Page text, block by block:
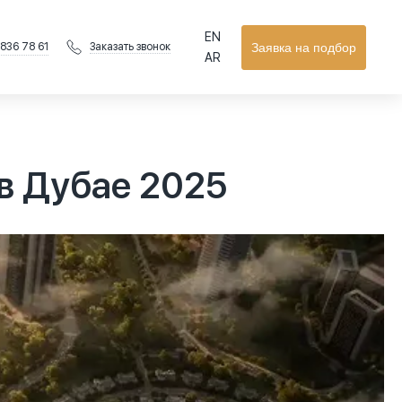
78 61 Заказать звонок Заявка на подбор
EN
AR
Дубае 2025